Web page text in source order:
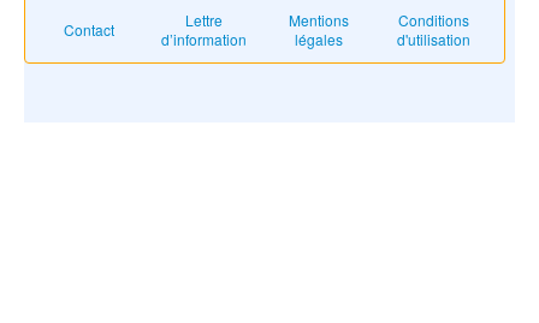
Contact
Lettre
d’information
Mentions
légales
Conditions
d'utilisation